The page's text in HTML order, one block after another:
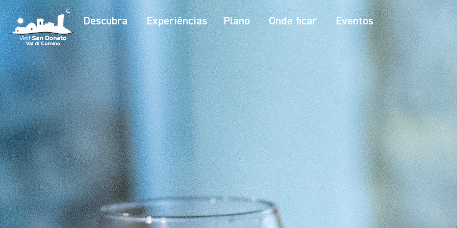
Descubra Experiências Plano Onde ficar Eventos